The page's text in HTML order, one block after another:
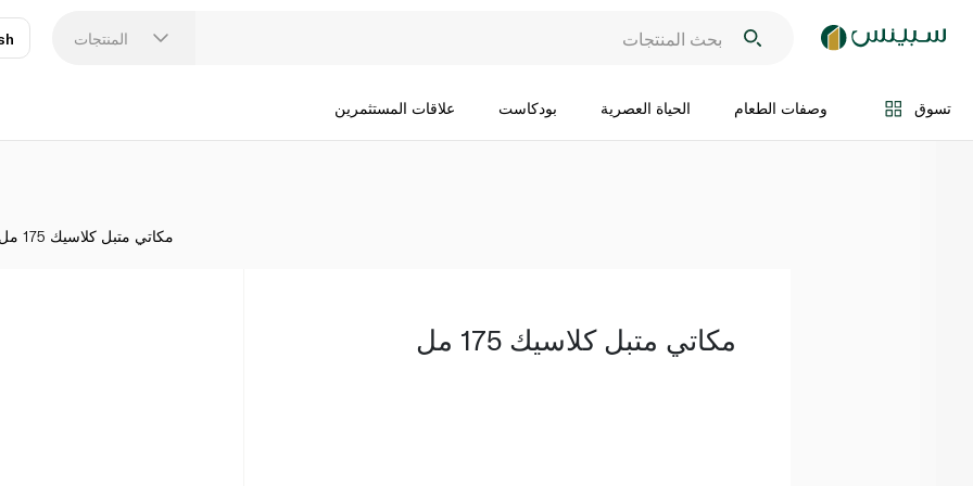
المنتجات
تسوق وصفات الطعام الحياة العصرية بودكاست علاقات المستثمرين
اضف الى السلة
مكاتي متبل كلاسيك 175 مل
مكاتي متبل كلاسيك 175 مل